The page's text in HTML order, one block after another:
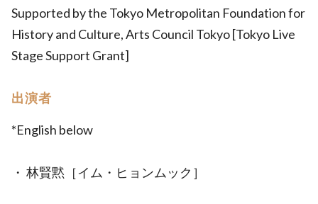
Supported by the Tokyo Metropolitan Foundation for
History and Culture, Arts Council Tokyo [Tokyo Live
Stage Support Grant]
出演者
*English below
・ 林賢黙［イム・ヒョンムック］